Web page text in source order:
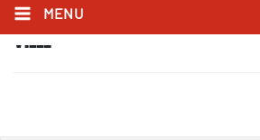
MENU
VILLE